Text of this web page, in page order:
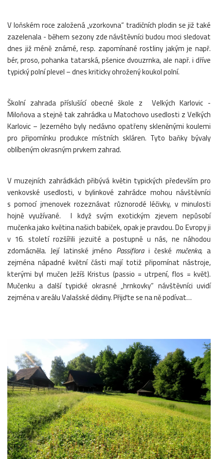
V loňském roce založená „vzorkovna“ tradičních plodin se již také
zazelenala - během sezony zde návštěvníci budou moci sledovat
dnes již méně známé, resp. zapomínané rostliny jakým je např.
bér, proso, pohanka tatarská, pšenice dvouzrnka, ale např. i dříve
typický polní plevel – dnes kriticky ohrožený koukol polní.
Školní zahrada příslušící obecné škole z Velkých Karlovic -
Miloňova a stejně tak zahrádka u Matochovo usedlosti z Velkých
Karlovic – Jezerného byly nedávno opatřeny skleněnými koulemi
pro připomínku produkce místních skláren. Tyto baňky bývaly
oblíbeným okrasným prvkem zahrad.
V muzejních zahrádkách přibývá květin typických především pro
venkovské usedlosti, v bylinkové zahrádce mohou návštěvníci
s pomocí jmenovek rozeznávat různorodé léčivky, v minulosti
hojně využívané. I když svým exotickým zjevem nepůsobí
mučenka jako květina našich babiček, opak je pravdou. Do Evropy ji
v 16. století rozšířili jezuité a postupně u nás, ne náhodou
zdomácněla. Její latinské jméno Passiflorai české mučenka, a
zejména nápadné květní části mají totiž připomínat nástroje,
kterými byl mučen Ježíš Kristus (passio = utrpení, flos = květ).
Mučenku a další typické okrasné „hrnkovky“ návštěvníci uvidí
zejména v areálu Valašské dědiny. Přijďte se na ně podívat…